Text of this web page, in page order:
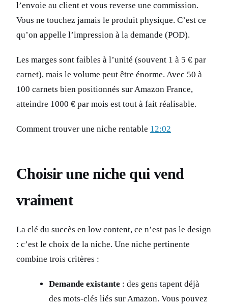
l’envoie au client et vous reverse une commission.
Vous ne touchez jamais le produit physique. C’est ce
qu’on appelle l’impression à la demande (POD).
Les marges sont faibles à l’unité (souvent 1 à 5 € par
carnet), mais le volume peut être énorme. Avec 50 à
100 carnets bien positionnés sur Amazon France,
atteindre 1000 € par mois est tout à fait réalisable.
Comment trouver une niche rentable 12:02
Choisir une niche qui vend
vraiment
La clé du succès en low content, ce n’est pas le design
: c’est le choix de la niche. Une niche pertinente
combine trois critères :
Demande existante : des gens tapent déjà
des mots-clés liés sur Amazon. Vous pouvez